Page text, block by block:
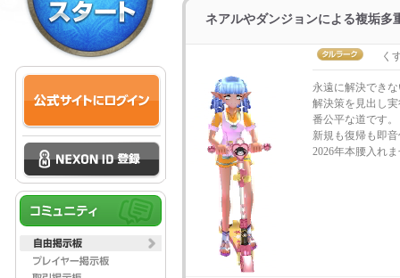
ネアルやダンジョンによる複垢多
く
永遠に解決でき
解決策を見出し
番公平な道です。
新規も復帰も即
2026年本腰入れ